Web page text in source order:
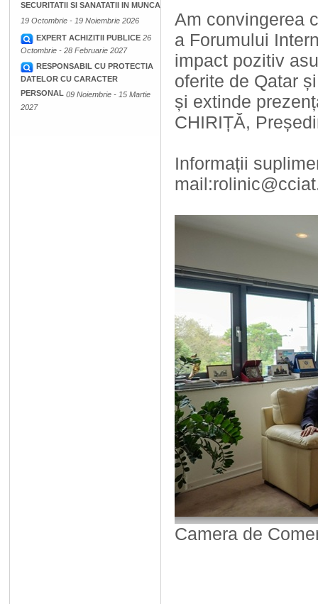
SECURITATII SI SANATATII IN MUNCA
19 Octombrie - 19 Noiembrie 2026
EXPERT ACHIZITII PUBLICE 26
Octombrie - 28 Februarie 2027
RESPONSABIL CU PROTECTIA
DATELOR CU CARACTER
PERSONAL 09 Noiembrie - 15 Martie
2027
Am convingerea
a Forumului
impact pozitiv
oferite de Qatar
și extinde
CHIRIȚĂ,
Informații
Camera de